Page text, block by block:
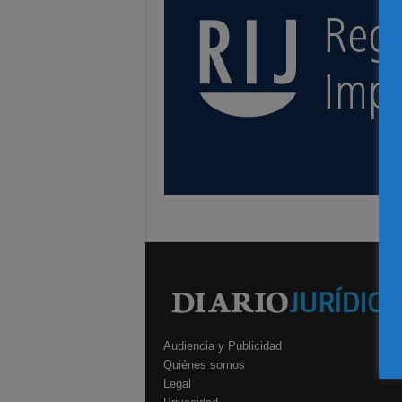
Audiencia y Publicidad
Quiénes somos
Legal